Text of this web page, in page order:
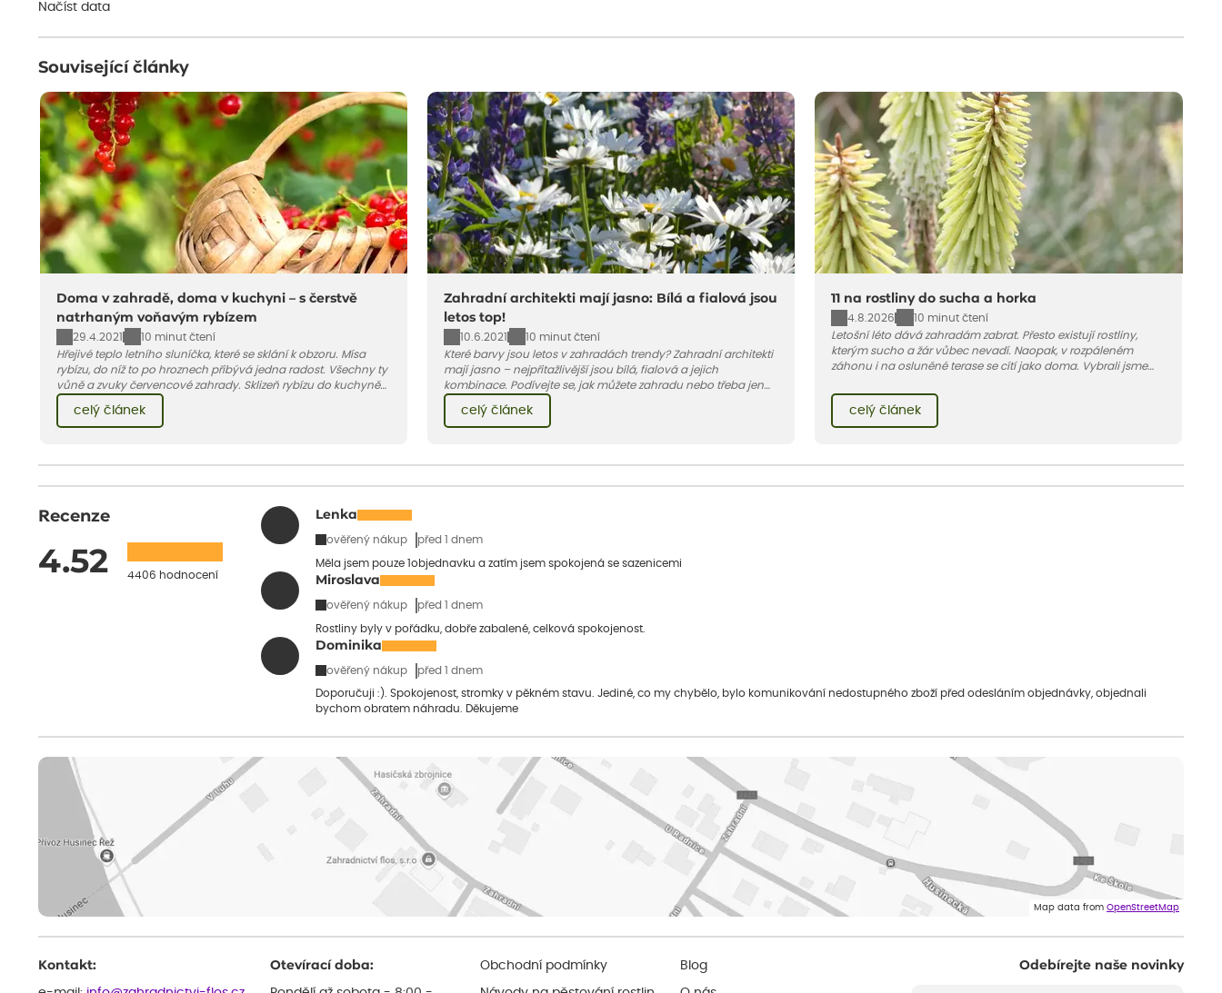
Načíst data
Související články
Doma v zahradě, doma v kuchyni – s čerstvě
natrhaným voňavým rybízem
29.4.2021
10 minut čtení
Hřejivé teplo letního sluníčka, které se sklání k obzoru. Mísa
rybízu, do níž to po hroznech přibývá jedna radost. Všechny ty
vůně a zvuky červencové zahrady. Sklizeň rybízu do kuchyně
dětství při mlsání babiččina drobenkového koláče s rybízem.
celý článek
Zahradní architekti mají jasno: Bílá a fialová jsou
letos top!
10.6.2021
10 minut čtení
Které barvy jsou letos v zahradách trendy? Zahradní architekti
mají jasno – nejpřitažlivější jsou bílá, fialová a jejich
kombinace. Podívejte se, jak můžete zahradu nebo třeba jen
obléknout i vy.
celý článek
11 na rostliny do sucha a horka
4.8.2026
10 minut čtení
Letošní léto dává zahradám zabrat. Přesto existují rostliny,
kterým sucho a žár vůbec nevadí. Naopak, v rozpáleném
záhonu i na osluněné terase se cítí jako doma. Vybrali jsme
léto bez pravidelné zálivky. Pojďme se podívat, které to jsou.
celý článek
Recenze
4.52 4406 hodnocení
Lenka
ověřený nákup před 1 dnem
Měla jsem pouze 1objednavku a zatím jsem spokojená se sazenicemi
Miroslava
ověřený nákup před 1 dnem
Rostliny byly v pořádku, dobře zabalené, celková spokojenost.
Dominika
ověřený nákup před 1 dnem
Doporučuji :). Spokojenost, stromky v pěkném stavu. Jediné, co my chybělo, bylo komunikování nedostupného zboží před odesláním objednávky, objednali
bychom obratem náhradu. Děkujeme
Map data from OpenStreetMap
Kontakt: Otevírací doba: Obchodní podmínky Blog Odebírejte naše novinky